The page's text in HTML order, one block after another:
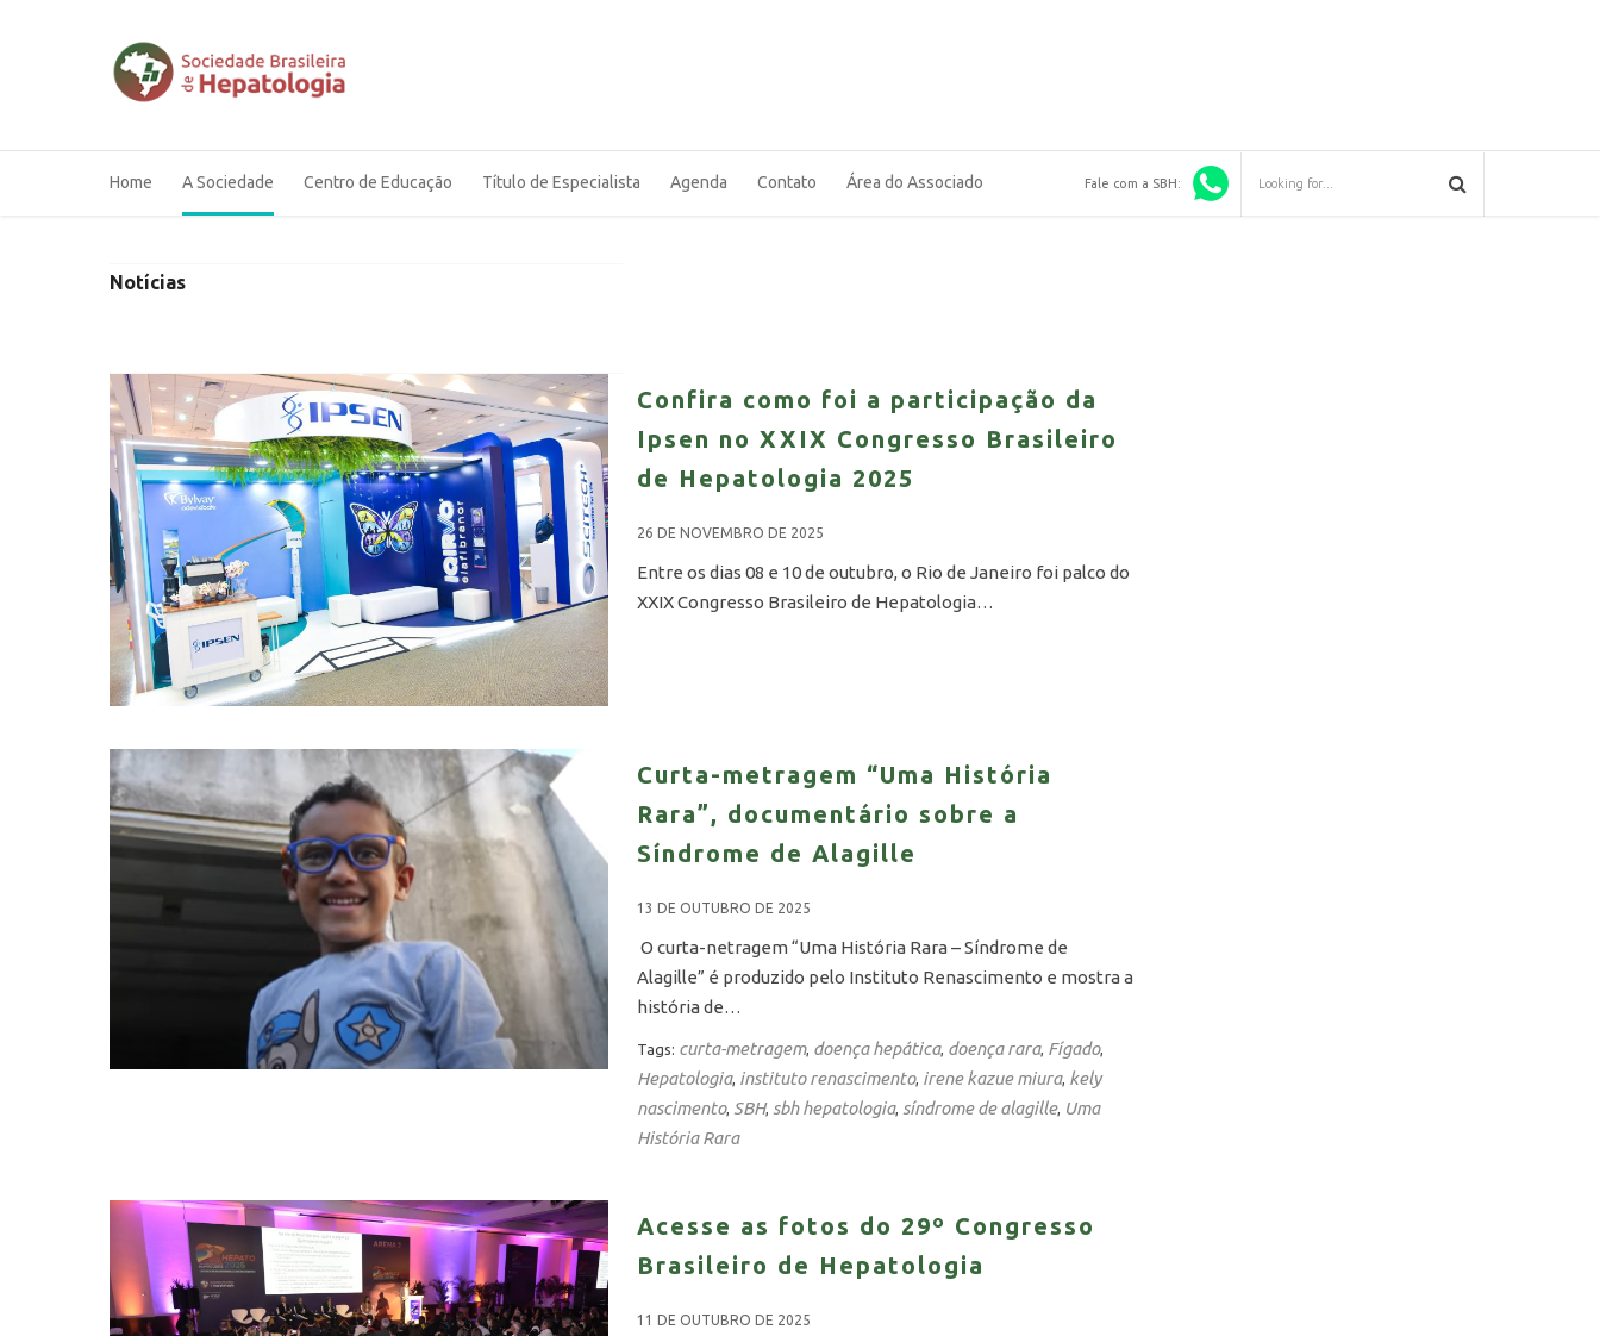
Fale com a SBH:
Home A Sociedade Centro de Educação Título de Especialista Agenda Contato Área do Associado
Notícias
Confira como foi a participação da
Ipsen no XXIX Congresso Brasileiro
de Hepatologia 2025
26 DE NOVEMBRO DE 2025
Entre os dias 08 e 10 de outubro, o Rio de Janeiro foi palco do
XXIX Congresso Brasileiro de Hepatologia…
Curta-metragem “Uma História
Rara”, documentário sobre a
Síndrome de Alagille
13 DE OUTUBRO DE 2025
O curta-netragem “Uma História Rara – Síndrome de
Alagille” é produzido pelo Instituto Renascimento e mostra a
história de…
Tags: curta-metragem, doença hepática, doença rara, Fígado,
Hepatologia, instituto renascimento, irene kazue miura, kely
nascimento, SBH, sbh hepatologia, síndrome de alagille, Uma
História Rara
Acesse as fotos do 29º Congresso
Brasileiro de Hepatologia
11 DE OUTUBRO DE 2025